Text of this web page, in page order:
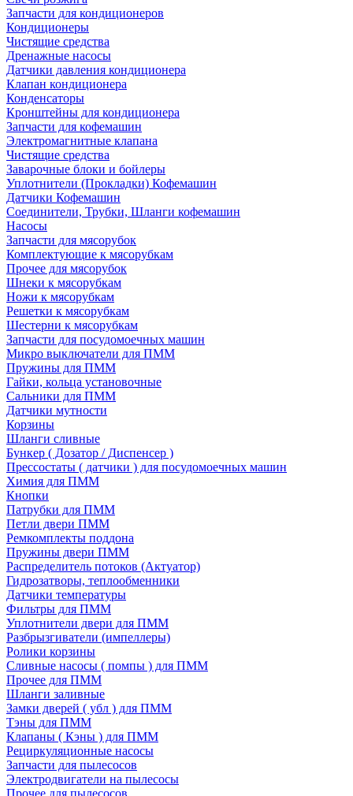
Запчасти для кондиционеров
Кондиционеры
Чистящие средства
Дренажные насосы
Датчики давления кондиционера
Клапан кондиционера
Конденсаторы
Кронштейны для кондиционера
Запчасти для кофемашин
Электромагнитные клапана
Чистящие средства
Заварочные блоки и бойлеры
Уплотнители (Прокладки) Кофемашин
Датчики Кофемашин
Соединители, Трубки, Шланги кофемашин
Насосы
Запчасти для мясорубок
Комплектующие к мясорубкам
Прочее для мясорубок
Шнеки к мясорубкам
Ножи к мясорубкам
Решетки к мясорубкам
Шестерни к мясорубкам
Запчасти для посудомоечных машин
Микро выключатели для ПММ
Пружины для ПММ
Гайки, кольца установочные
Сальники для ПММ
Датчики мутности
Корзины
Шланги сливные
Бункер ( Дозатор / Диспенсер )
Прессостаты ( датчики ) для посудомоечных машин
Химия для ПММ
Кнопки
Патрубки для ПММ
Петли двери ПММ
Ремкомплекты поддона
Пружины двери ПММ
Распределитель потоков (Актуатор)
Гидрозатворы, теплообменники
Датчики температуры
Фильтры для ПММ
Уплотнители двери для ПММ
Разбрызгиватели (импеллеры)
Ролики корзины
Сливные насосы ( помпы ) для ПММ
Прочее для ПММ
Шланги заливные
Замки дверей ( убл ) для ПММ
Тэны для ПММ
Клапаны ( Кэны ) для ПММ
Рециркуляционные насосы
Запчасти для пылесосов
Электродвигатели на пылесосы
Прочее для пылесосов